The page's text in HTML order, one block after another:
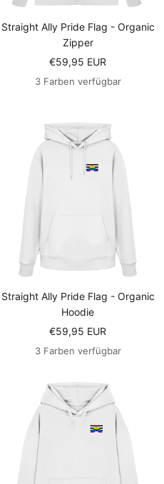
Straight Ally Pride Flag - Organic
Zipper
Angebotspreis
€59,95 EUR
3 Farben verfügbar
Straight Ally Pride Flag - Organic
Hoodie
Angebotspreis
€59,95 EUR
3 Farben verfügbar